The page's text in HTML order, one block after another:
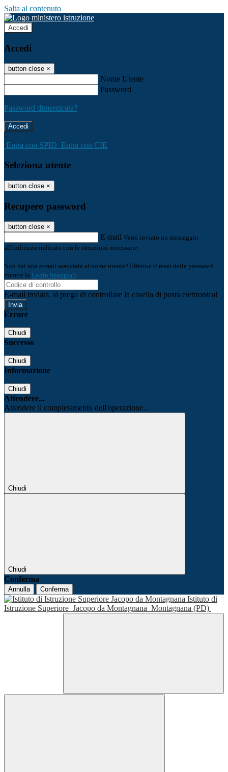
Salta al contenuto
Accedi
Accedi
button close ×
Nome Utente
Password
Password dimenticata?
-
Entra con SPID Entra con CIE
Seleziona utente
button close ×
Recupero password
button close ×
E-mail Verrà inviato un messaggio
all'indirizzo indicato con le istruzioni necessarie.
Non hai una e-mail associata al nome utente? Effettua il reset della password
tramite la Login Spaggiari
E-mail inviata, si prega di controllare la casella di posta elettronica!
Errore
Chiudi
Successo
Chiudi
Informazione
Chiudi
Attendere...
Attendere il completamento dell'operazione...
Chiudi
Chiudi
Conferma
Annulla Conferma
Istituto di
Istruzione Superiore Jacopo da Montagnana Montagnana (PD)